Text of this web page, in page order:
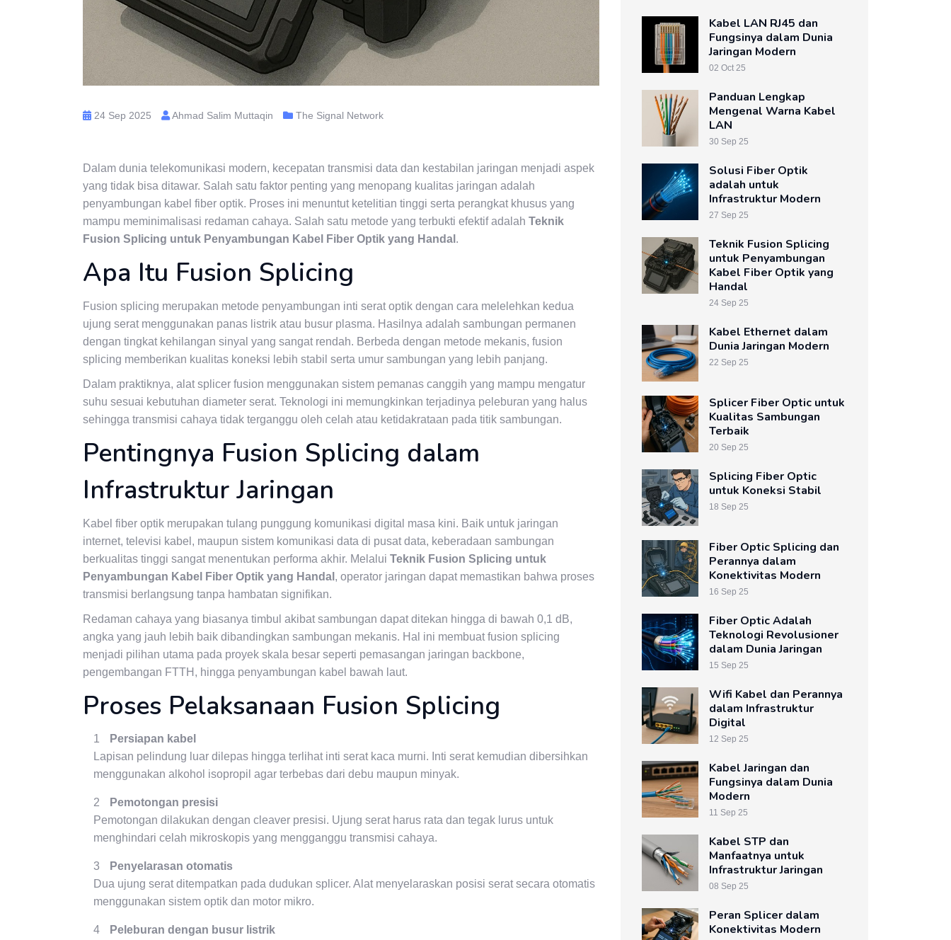
24 Sep 2025 Ahmad Salim Muttaqin The Signal Network
Dalam dunia telekomunikasi modern, kecepatan transmisi data dan kestabilan jaringan menjadi aspek
yang tidak bisa ditawar. Salah satu faktor penting yang menopang kualitas jaringan adalah
penyambungan kabel fiber optik. Proses ini menuntut ketelitian tinggi serta perangkat khusus yang
mampu meminimalisasi redaman cahaya. Salah satu metode yang terbukti efektif adalah Teknik
Fusion Splicing untuk Penyambungan Kabel Fiber Optik yang Handal .
Apa Itu Fusion Splicing
Fusion splicing merupakan metode penyambungan inti serat optik dengan cara melelehkan kedua
ujung serat menggunakan panas listrik atau busur plasma. Hasilnya adalah sambungan permanen
dengan tingkat kehilangan sinyal yang sangat rendah. Berbeda dengan metode mekanis, fusion
splicing memberikan kualitas koneksi lebih stabil serta umur sambungan yang lebih panjang.
Dalam praktiknya, alat splicer fusion menggunakan sistem pemanas canggih yang mampu mengatur
suhu sesuai kebutuhan diameter serat. Teknologi ini memungkinkan terjadinya peleburan yang halus
sehingga transmisi cahaya tidak terganggu oleh celah atau ketidakrataan pada titik sambungan.
Pentingnya Fusion Splicing dalam
Infrastruktur Jaringan
Kabel fiber optik merupakan tulang punggung komunikasi digital masa kini. Baik untuk jaringan
internet, televisi kabel, maupun sistem komunikasi data di pusat data, keberadaan sambungan
berkualitas tinggi sangat menentukan performa akhir. Melalui Teknik Fusion Splicing untuk
Penyambungan Kabel Fiber Optik yang Handal , operator jaringan dapat memastikan bahwa proses
transmisi berlangsung tanpa hambatan signifikan.
Redaman cahaya yang biasanya timbul akibat sambungan dapat ditekan hingga di bawah 0,1 dB,
angka yang jauh lebih baik dibandingkan sambungan mekanis. Hal ini membuat fusion splicing
menjadi pilihan utama pada proyek skala besar seperti pemasangan jaringan backbone,
pengembangan FTTH, hingga penyambungan kabel bawah laut.
Proses Pelaksanaan Fusion Splicing
Persiapan kabel
Lapisan pelindung luar dilepas hingga terlihat inti serat kaca murni. Inti serat kemudian dibersihkan
menggunakan alkohol isopropil agar terbebas dari debu maupun minyak.
Pemotongan presisi
Pemotongan dilakukan dengan cleaver presisi. Ujung serat harus rata dan tegak lurus untuk
menghindari celah mikroskopis yang mengganggu transmisi cahaya.
Penyelarasan otomatis
Dua ujung serat ditempatkan pada dudukan splicer. Alat menyelaraskan posisi serat secara otomatis
menggunakan sistem optik dan motor mikro.
Peleburan dengan busur listrik
Kabel LAN RJ45 dan
Fungsinya dalam Dunia
Jaringan Modern
02 Oct 25
Panduan Lengkap
Mengenal Warna Kabel
LAN
30 Sep 25
Solusi Fiber Optik
adalah untuk
Infrastruktur Modern
27 Sep 25
Teknik Fusion Splicing
untuk Penyambungan
Kabel Fiber Optik yang
Handal
24 Sep 25
Kabel Ethernet dalam
Dunia Jaringan Modern
22 Sep 25
Splicer Fiber Optic untuk
Kualitas Sambungan
Terbaik
20 Sep 25
Splicing Fiber Optic
untuk Koneksi Stabil
18 Sep 25
Fiber Optic Splicing dan
Perannya dalam
Konektivitas Modern
16 Sep 25
Fiber Optic Adalah
Teknologi Revolusioner
dalam Dunia Jaringan
15 Sep 25
Wifi Kabel dan Perannya
dalam Infrastruktur
Digital
12 Sep 25
Kabel Jaringan dan
Fungsinya dalam Dunia
Modern
11 Sep 25
Kabel STP dan
Manfaatnya untuk
Infrastruktur Jaringan
08 Sep 25
Peran Splicer dalam
Konektivitas Modern